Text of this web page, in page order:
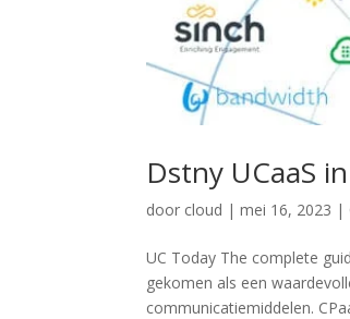
Dstny UCaaS
door cloud |mei 16, 2023 |
UC Today The complete
gekomen als een
communicatiemiddelen.